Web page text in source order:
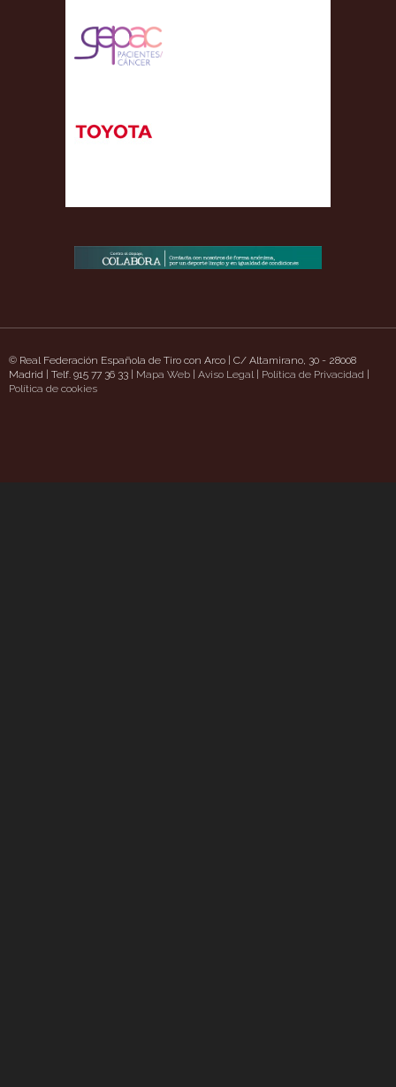
© Real Federación Española de Tiro con Arco | C/ Altamirano, 30 - 28008
Madrid | Telf. 915 77 36 33 | Mapa Web Aviso Legal| Política de Privacidad
Política de cookieshttps://www.uavpioneers.com/